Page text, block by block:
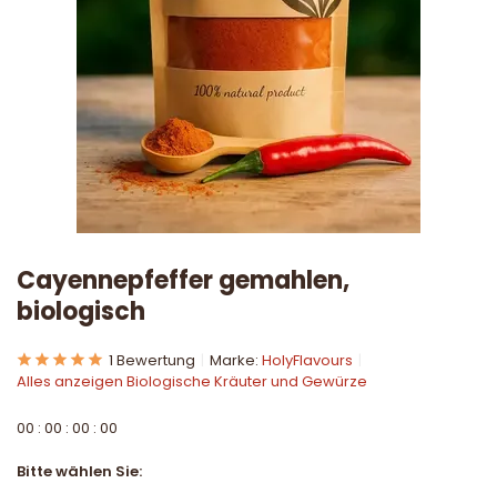
Cayennepfeffer gemahlen,
biologisch
1 Bewertung Marke: HolyFlavours
Alles anzeigen Biologische Kräuter und Gewürze
00 : 00 : 00 : 00
Bitte wählen Sie: